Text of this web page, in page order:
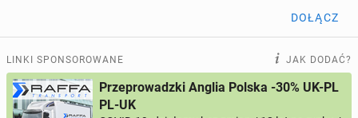
ogłoszeń online
PROFILE KANDYDATÓW 313 profili online
DOŁĄCZ
LINKI SPONSOROWANE JAK DODAĆ?
Przeprowadzki Anglia Polska -30% UK-PL
PL-UK